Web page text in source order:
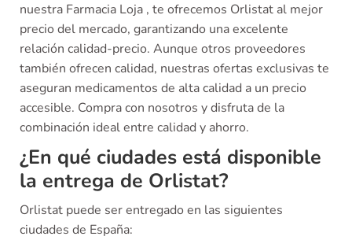
nuestra Farmacia Loja , te ofrecemos Orlistat al mejor
precio del mercado, garantizando una excelente
relación calidad-precio. Aunque otros proveedores
también ofrecen calidad, nuestras ofertas exclusivas te
aseguran medicamentos de alta calidad a un precio
accesible. Compra con nosotros y disfruta de la
combinación ideal entre calidad y ahorro.
¿En qué ciudades está disponible
la entrega de Orlistat?
Orlistat puede ser entregado en las siguientes
ciudades de España: